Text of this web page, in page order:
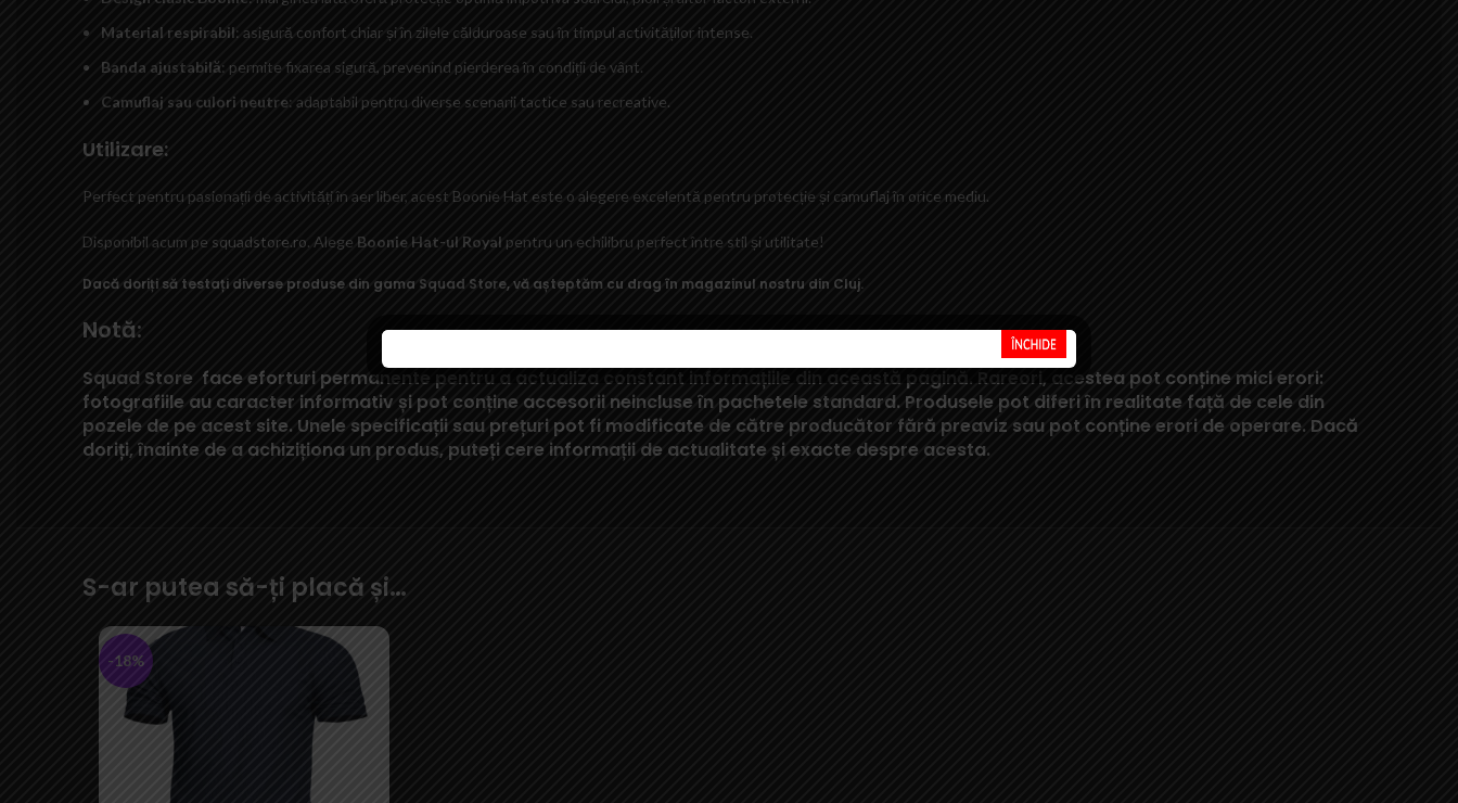
Material respirabil: asigură confort chiar și în zilele călduroase sau în timpul activităților intense.
Banda ajustabilă: permite fixarea sigură, prevenind pierderea în condiții de vânt.
Camuflaj sau culori neutre: adaptabil pentru diverse scenarii tactice sau recreative.
Utilizare:
Perfect pentru pasionații de activități în aer liber, acest Boonie Hat este o alegere excelentă pentru protecție și camuflaj în orice mediu.
Disponibil acum pe squadstore.ro. Alege Boonie Hat-ul Royal pentru un echilibru perfect între stil și utilitate!
Dacă doriți să testați diverse produse din gama Squad Store, vă așteptăm cu drag în magazinul nostru din Cluj.
Notă:
Squad Store face eforturi permanente pentru a actualiza constant informațiile din această pagină. Rareori, acestea pot conține mici erori:
fotografiile au caracter informativ și pot conține accesorii neincluse în pachetele standard. Produsele pot diferi în realitate față de cele din
pozele de pe acest site. Unele specificații sau prețuri pot fi modificate de către producător fără preaviz sau pot conține erori de operare. Dacă
doriți, înainte de a achiziționa un produs, puteți cere informații de actualitate și exacte despre acesta.
S-ar putea să-ți placă și…
-18%